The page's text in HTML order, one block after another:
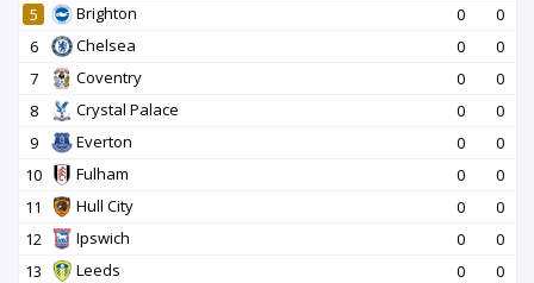
5
Brighton 0
0
6
Chelsea 0
0
7
Coventry 0
0
8
Crystal Palace 0
0
9
Everton 0
0
10
Fulham 0
0
11
Hull City 0
0
12
Ipswich 0
0
13
Leeds 0
0